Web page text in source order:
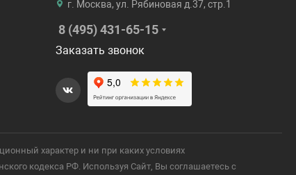
г. Москва, ул. Рябиновая д.37, стр.1
8 (495) 431-65-15
Заказать звонок
характер и ни при каких условиях
кодекса РФ. Используя Сайт, Вы соглашаетесь с